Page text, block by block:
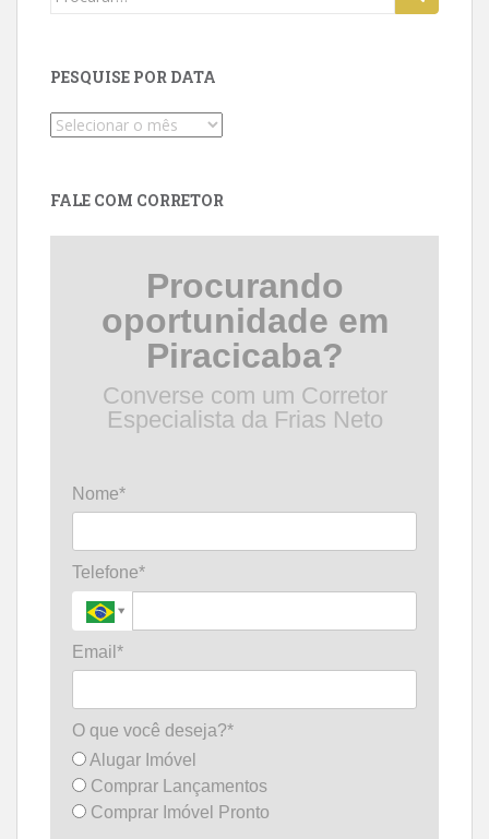
PESQUISE POR DATA
Pesquise
FALE COM CORRETOR
Procurando
oportunidade em
Piracicaba?
Converse com um Corretor
Especialista da Frias Neto
Nome*
Telefone*
Email*
O que você deseja?*
Alugar Imóvel
Comprar Lançamentos
Comprar Imóvel Pronto